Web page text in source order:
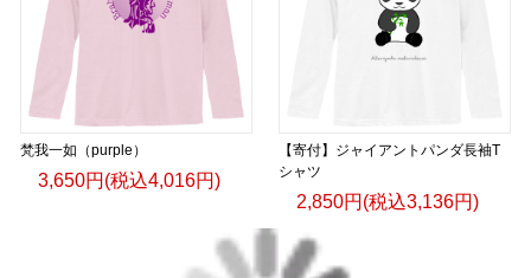
梵我一如（purple）
3,650円(税込4,016円)
【寄付】ジャイアントパンダ長袖T
シャツ
2,850円(税込3,136円)